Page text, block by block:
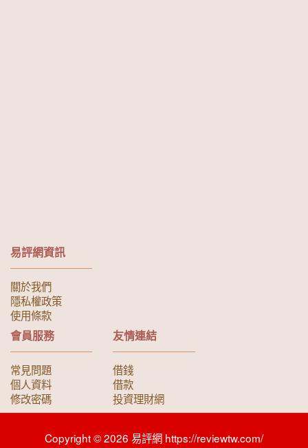
易評網資訊
關於我們
隱私權政策
使用條款
會員服務
常見問題
個人資料
修改密碼
友情連結
借錢
借款
投資理財網
Copyright © 2026 易評網 https://reviewtw.com/